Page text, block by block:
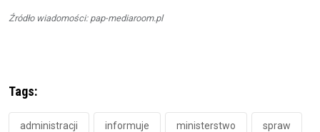
Źródło wiadomości: pap-mediaroom.pl
Tags:
administracji informuje ministerstwo spraw